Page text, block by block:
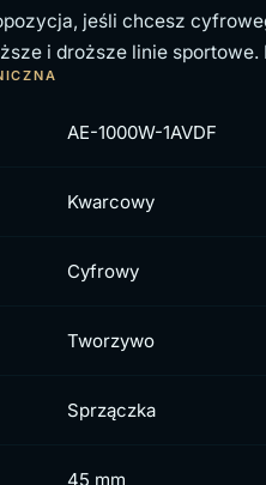
jeśli chcesz
i droższe linie
AE-1000W-1AVDF
Kwarcowy
Cyfrowy
Tworzywo
Sprzączka
45 mm